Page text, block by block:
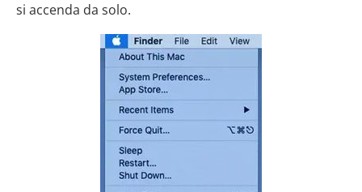
si accenda da solo.